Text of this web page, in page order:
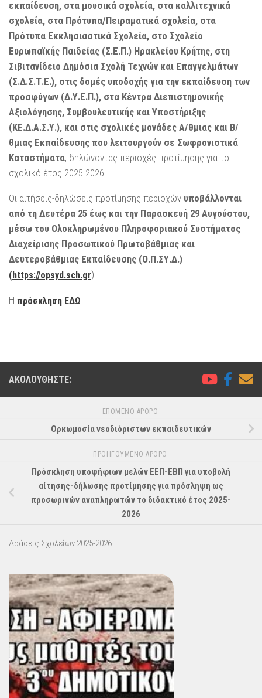
εκπαίδευση, στα μουσικά σχολεία, στα καλλιτεχνικά
σχολεία, στα Πρότυπα/Πειραματικά σχολεία, στα
Πρότυπα Εκκλησιαστικά Σχολεία, στο Σχολείο
Ευρωπαϊκής Παιδείας (Σ.Ε.Π.) Ηρακλείου Κρήτης, στη
Σιβιτανίδειο Δημόσια Σχολή Τεχνών και Επαγγελμάτων
(Σ.Δ.Σ.Τ.Ε.), στις δομές υποδοχής για την εκπαίδευση των
προσφύγων (Δ.Υ.Ε.Π.), στα Κέντρα Διεπιστημονικής
Αξιολόγησης, Συμβουλευτικής και Υποστήριξης
(ΚΕ.Δ.Α.Σ.Υ.), και στις σχολικές μονάδες Α/θμιας και Β/
θμιας Εκπαίδευσης που λειτουργούν σε Σωφρονιστικά
Καταστήματα, δηλώνοντας περιοχές προτίμησης για το
σχολικό έτος 2025-2026.
Οι αιτήσεις-δηλώσεις προτίμησης περιοχών υποβάλλονται
από τη Δευτέρα 25 έως και την Παρασκευή 29 Αυγούστου,
μέσω του Ολοκληρωμένου Πληροφοριακού Συστήματος
Διαχείρισης Προσωπικού Πρωτοβάθμιας και
Δευτεροβάθμιας Εκπαίδευσης (Ο.Π.ΣΥ.Δ.)
(https://opsyd.sch.gr)
Η πρόσκληση ΕΔΩ
ΑΚΟΛΟΥΘΉΣΤΕ:
ΕΠΌΜΕΝΟ ΆΡΘΡΟ
Ορκωμοσία νεοδιόριστων εκπαιδευτικών
ΠΡΟΗΓΟΎΜΕΝΟ ΆΡΘΡΟ
Πρόσκληση υποψήφιων μελών ΕΕΠ-ΕΒΠ για υποβολή
αίτησης-δήλωσης προτίμησης για πρόσληψη ως
προσωρινών αναπληρωτών το διδακτικό έτος 2025-
2026
Δράσεις Σχολείων 2025-2026